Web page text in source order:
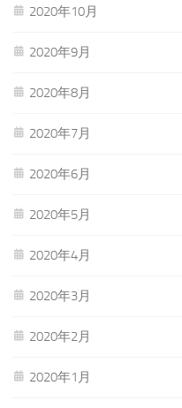
2020年10月
2020年9月
2020年8月
2020年7月
2020年6月
2020年5月
2020年4月
2020年3月
2020年2月
2020年1月